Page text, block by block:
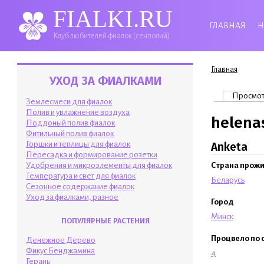
FIALKI.RU
Клуб любителей фиалок (сенполий)
ГЛАВНАЯ
УХОД ЗА ФИАЛКАМИ
Землесмеси для фиалок
Полив и увлажнение воздуха
Поддоный полив фиалок
Фитильный полив фиалок
Горшки и теплицы для фиалок
Пересадка и формирование розетки
Удобрения и микроэлементы для фиалок
Температура и свет для фиалок
Сезонное содержание фиалок
Уход за фиалками, разное
ПОПУЛЯРНЫЕ РАСТЕНИЯ
Денежное Дерево
Фикус Бенджамина
Герань
Вы здесь
Главная
Главные
Anketa
Страна
Беларусь
Город
Минск
Процвело по
4